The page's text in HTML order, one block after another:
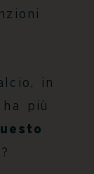
in
più
?